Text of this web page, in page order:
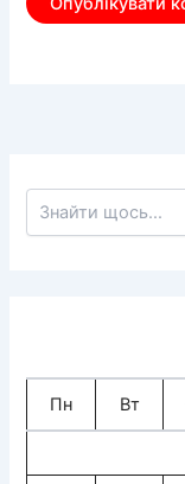
Пошук по сайту
Пн Вт